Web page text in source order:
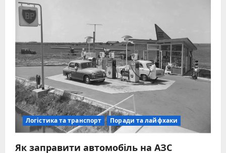
Логістика та транспорт Поради та лайфхаки
Як заправити автомобіль на АЗС